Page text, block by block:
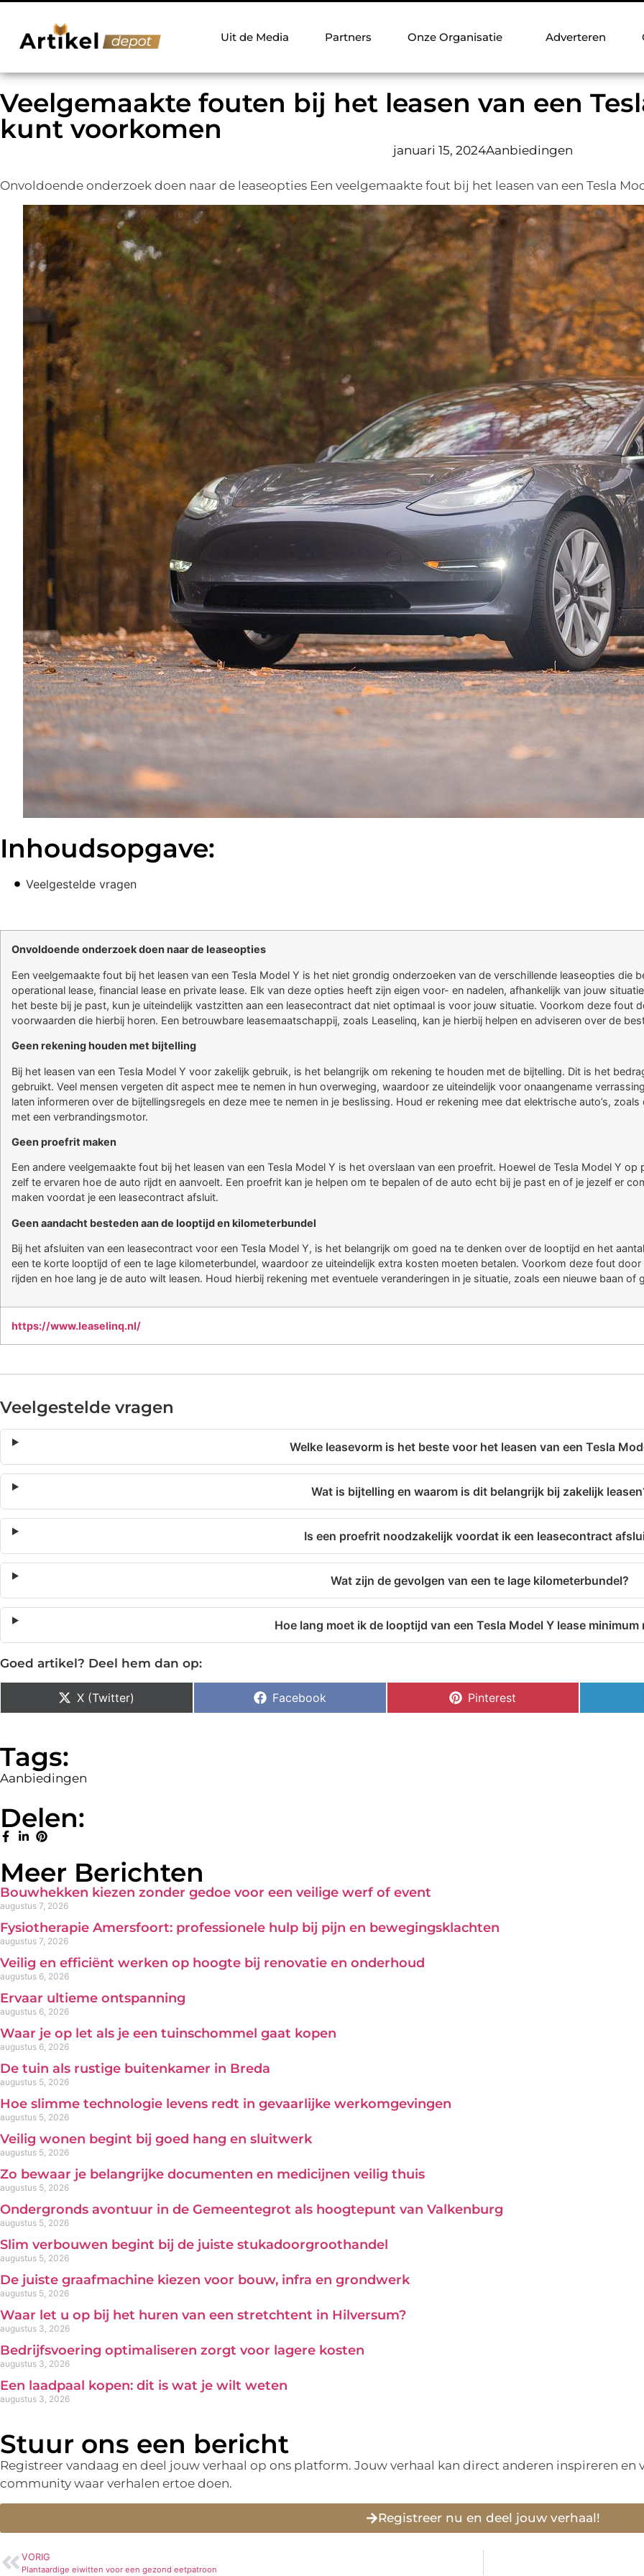
Uit de Media Partners Onze Organisatie Adverteren
Veelgemaakte fouten bij het leasen van een
kunt voorkomen
januari 15, 2024Aanbiedingen
Onvoldoende onderzoek doen naar de leaseopties Een veelgemaakte fout bij het leasen van een Tesla
Inhoudsopgave:
Veelgestelde vragen
Onvoldoende onderzoek doen naar de leaseopties
Een veelgemaakte fout bij het leasen van een Tesla Model Y is het niet grondig onderzoeken van de verschillende leaseopties die
operational lease, financial lease en private lease. Elk van deze opties heeft zijn eigen voor- en nadelen, afhankelijk van jouw
het beste bij je past, kun je uiteindelijk vastzitten aan een leasecontract dat niet optimaal is voor jouw situatie. Voorkom deze fout
voorwaarden die hierbij horen. Een betrouwbare leasemaatschappij, zoals Leaselinq, kan je hierbij helpen en adviseren over de
Geen rekening houden met bijtelling
Bij het leasen van een Tesla Model Y voor zakelijk gebruik, is het belangrijk om rekening te houden met de bijtelling. Dit is het
gebruikt. Veel mensen vergeten dit aspect mee te nemen in hun overweging, waardoor ze uiteindelijk voor onaangename
laten informeren over de bijtellingsregels en deze mee te nemen in je beslissing. Houd er rekening mee dat elektrische auto’s,
met een verbrandingsmotor.
Geen proefrit maken
Een andere veelgemaakte fout bij het leasen van een Tesla Model Y is het overslaan van een proefrit. Hoewel de Tesla Model Y
zelf te ervaren hoe de auto rijdt en aanvoelt. Een proefrit kan je helpen om te bepalen of de auto echt bij je past en of je jezelf er
maken voordat je een leasecontract afsluit.
Geen aandacht besteden aan de looptijd en kilometerbundel
Bij het afsluiten van een leasecontract voor een Tesla Model Y, is het belangrijk om goed na te denken over de looptijd en het
een te korte looptijd of een te lage kilometerbundel, waardoor ze uiteindelijk extra kosten moeten betalen. Voorkom deze fout
rijden en hoe lang je de auto wilt leasen. Houd hierbij rekening met eventuele veranderingen in je situatie, zoals een nieuwe baan of
https://www.leaselinq.nl/
Veelgestelde vragen
Welke leasevorm is het beste voor het leasen van een Tesla
Wat is bijtelling en waarom is dit belangrijk bij zakelijk
Is een proefrit noodzakelijk voordat ik een leasecontract
Wat zijn de gevolgen van een te lage kilometerbundel?
Hoe lang moet ik de looptijd van een Tesla Model Y lease minimum
Goed artikel? Deel hem dan op:
X (Twitter) Facebook Pinterest
Tags:
Aanbiedingen
Delen:
Meer Berichten
Bouwhekken kiezen zonder gedoe voor een veilige werf of event
augustus 7, 2026
Fysiotherapie Amersfoort: professionele hulp bij pijn en bewegingsklachten
augustus 7, 2026
Veilig en efficiënt werken op hoogte bij renovatie en onderhoud
augustus 6, 2026
Ervaar ultieme ontspanning
augustus 6, 2026
Waar je op let als je een tuinschommel gaat kopen
augustus 6, 2026
De tuin als rustige buitenkamer in Breda
augustus 5, 2026
Hoe slimme technologie levens redt in gevaarlijke werkomgevingen
augustus 5, 2026
Veilig wonen begint bij goed hang en sluitwerk
augustus 5, 2026
Zo bewaar je belangrijke documenten en medicijnen veilig thuis
augustus 5, 2026
Ondergronds avontuur in de Gemeentegrot als hoogtepunt van Valkenburg
augustus 5, 2026
Slim verbouwen begint bij de juiste stukadoorgroothandel
augustus 5, 2026
De juiste graafmachine kiezen voor bouw, infra en grondwerk
augustus 5, 2026
Waar let u op bij het huren van een stretchtent in Hilversum?
augustus 3, 2026
Bedrijfsvoering optimaliseren zorgt voor lagere kosten
augustus 3, 2026
Een laadpaal kopen: dit is wat je wilt weten
augustus 3, 2026
Stuur ons een bericht
Registreer vandaag en deel jouw verhaal op ons platform. Jouw verhaal kan direct anderen inspireren
community waar verhalen ertoe doen.
Registreer nu en deel jouw verhaal!
VORIG
Plantaardige eiwitten voor een gezond eetpatroon